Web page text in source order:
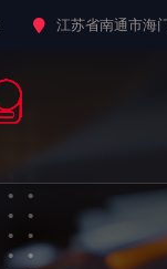
江苏省南通市海